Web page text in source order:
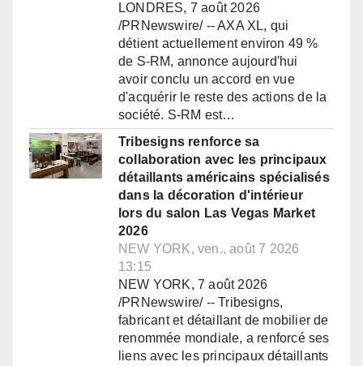
LONDRES, 7 août 2026
/PRNewswire/ -- AXA XL, qui
détient actuellement environ 49 %
de S-RM, annonce aujourd'hui
avoir conclu un accord en vue
d'acquérir le reste des actions de la
société. S-RM est…
Tribesigns renforce sa
collaboration avec les principaux
détaillants américains spécialisés
dans la décoration d'intérieur
lors du salon Las Vegas Market
2026
NEW YORK, ven., août 7 2026
13:15
NEW YORK, 7 août 2026
/PRNewswire/ -- Tribesigns,
fabricant et détaillant de mobilier de
renommée mondiale, a renforcé ses
liens avec les principaux détaillants